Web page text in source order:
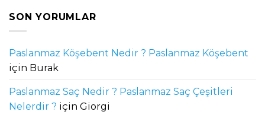
SON YORUMLAR
Paslanmaz Köşebent Nedir ? Paslanmaz Köşebent
için Burak
Paslanmaz Saç Nedir ? Paslanmaz Saç Çeşitleri
Nelerdir ? için Giorgi